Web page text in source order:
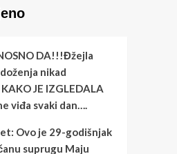
DA!!!Đžejla
nikad
JE IZGLEDALA
viđa svaki dan….
Ovo je 29-godišnjak
suprugu Maju